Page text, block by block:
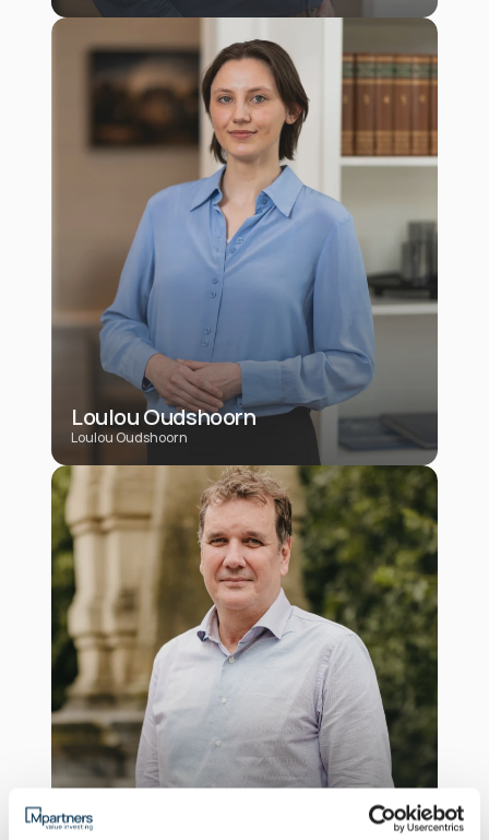
Loulou Oudshoorn
Loulou Oudshoorn